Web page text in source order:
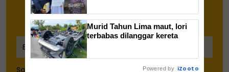
Dapatkan Info semasa pendidikan
terus ke inbox anda!
Saya telah memahami dan bersetuju dengan
Murid Tahun Lima maut, lori
terbabas dilanggar kereta
Powered by iZooto